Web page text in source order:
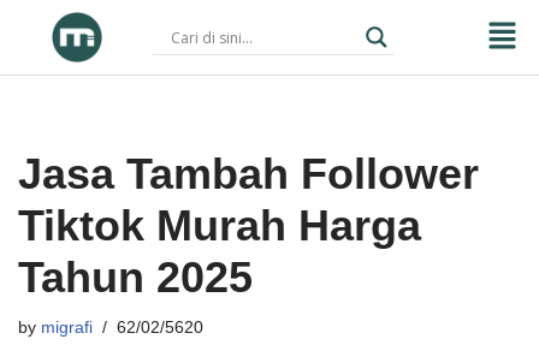
Jasa Tambah Follower
Tiktok Murah Harga
Tahun 2025
by migrafi 62/02/5620